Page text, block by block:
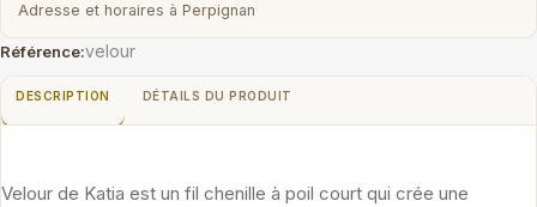
Adresse et horaires à Perpignan
Référence:velour
DESCRIPTION DÉTAILS DU PRODUIT
Velour de Katia est un fil chenille à poil court qui crée une